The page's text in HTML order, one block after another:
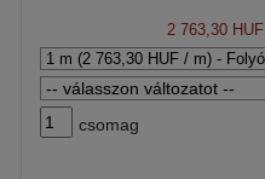
2 763,30 HUF
csomag